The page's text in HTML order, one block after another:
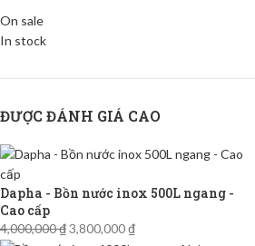
On sale
In stock
ĐƯỢC ĐÁNH GIÁ CAO
Dapha - Bồn nước inox 500L ngang -
Cao cấp
4,000,000₫3,800,000₫